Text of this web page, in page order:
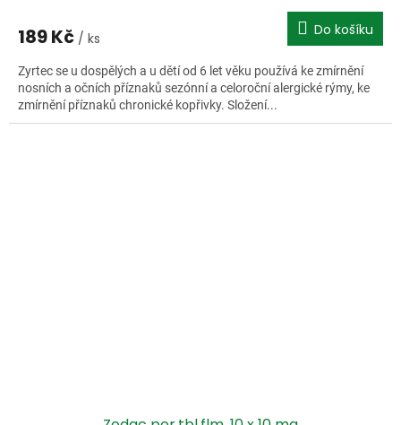
189 Kč / ks Do košíku
Zyrtec se u dospělých a u dětí od 6 let věku používá ke zmírnění
nosních a očních příznaků sezónní a celoroční alergické rýmy, ke
zmírnění příznaků chronické kopřivky. Složení...